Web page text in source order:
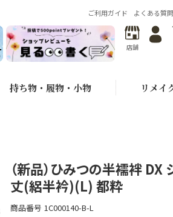
ご利用ガイド よくある質問
店舗
持ち物・履物・小物 リメイ
（新品）ひみつの半襦袢 DX
丈(絽半衿)(L) 都粋
商品番号 1C000140-B-L